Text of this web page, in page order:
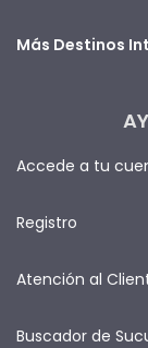
Más Destinos
Accede a tu
Registro
Atención al
Buscador de